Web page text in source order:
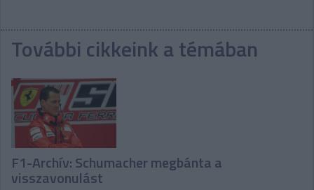
További cikkeink a témában
F1-Archív: Schumacher megbánta a
visszavonulást